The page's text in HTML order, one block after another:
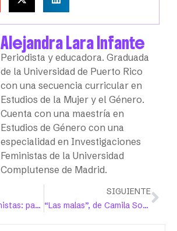
Alejandra Lara Infante
Periodista y educadora. Graduada
de la Universidad de Puerto Rico
con una secuencia curricular en
Estudios de la Mujer y el Género.
Cuenta con una maestría en
Estudios de Género con una
especialidad en Investigaciones
Feministas de la Universidad
Complutense de Madrid.
Activismos feministas: pasado, presente y futuro
SIGUIENTE
“Las malas”, de Camila Sosa Villada